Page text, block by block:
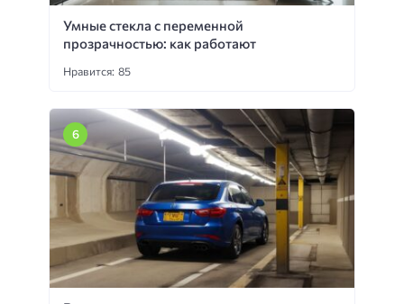
Умные стекла с переменной
прозрачностью: как работают
Нравится: 85